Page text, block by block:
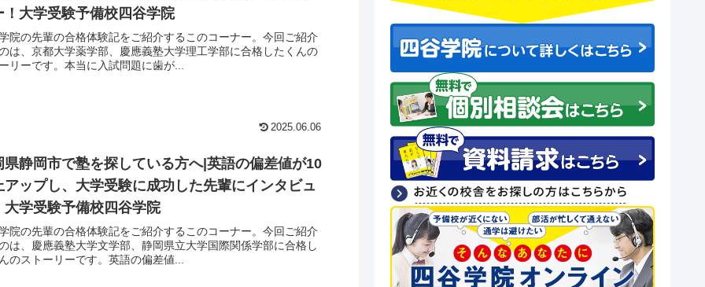
！大学受験予備校四谷学院
院の先輩の合格体験記をご紹介するこのコーナー。今回ご紹介
は、京都大学薬学部、慶應義塾大学理工学部に合格したくんの
リーです。本当に入試問題に歯が...
2025.06.06
県静岡市で塾を探している方へ|英語の偏差値が10
アップし、大学受験に成功した先輩にインタビュ
大学受験予備校四谷学院
院の先輩の合格体験記をご紹介するこのコーナー。今回ご紹介
は、慶應義塾大学文学部、静岡県立大学国際関係学部に合格し
のストーリーです。英語の偏差値...